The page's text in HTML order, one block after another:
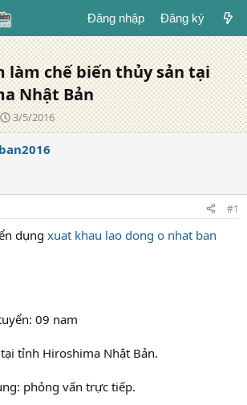
Đăng nhập Đăng ký
làm chế biến thủy sản tại
Nhật Bản
N
g
à
g
3/5/2016
#1
dụng xuat khau lao dong o nhat ban
09 nam
tỉnh Hiroshima Nhật Bản.
phỏng vấn trực tiếp.